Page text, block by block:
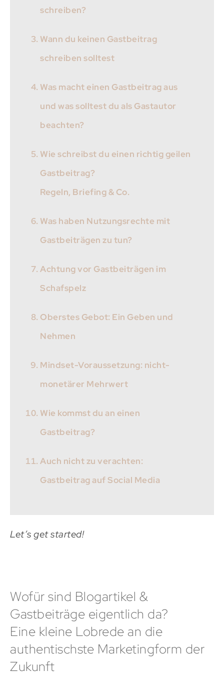
schreiben?
Wann du keinen Gastbeitrag
schreiben solltest
Was macht einen Gastbeitrag aus
und was solltest du als Gastautor
beachten?
Wie schreibst du einen richtig geilen
Gastbeitrag?
Regeln, Briefing & Co.
Was haben Nutzungsrechte mit
Gastbeiträgen zu tun?
Achtung vor Gastbeiträgen im
Schafspelz
Oberstes Gebot: Ein Geben und
Nehmen
Mindset-Voraussetzung: nicht-
monetärer Mehrwert
Wie kommst du an einen
Gastbeitrag?
Auch nicht zu verachten:
Gastbeitrag auf Social Media
Let’s get started!
Wofür sind Blogartikel &
Gastbeiträge eigentlich da?
Eine kleine Lobrede an die
authentischste Marketingform der
Zukunft